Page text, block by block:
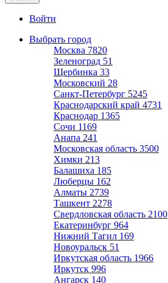
Войти
Выбрать город
Москва 7820
Зеленоград 51
Щербинка 33
Московский 28
Санкт-Петербург 5245
Краснодарский край 4731
Краснодар 1365
Сочи 1169
Анапа 241
Московская область 3500
Химки 213
Балашиха 185
Люберцы 162
Алматы 2739
Ташкент 2278
Свердловская область 2100
Екатеринбург 964
Нижний Тагил 169
Новоуральск 51
Иркутская область 1966
Иркутск 996
Ангарск 140